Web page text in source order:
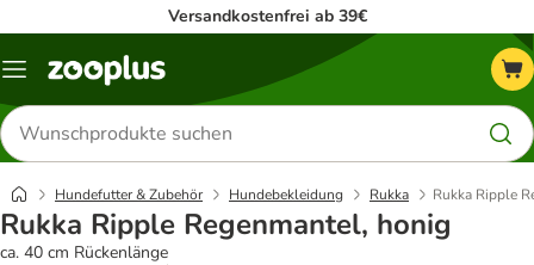
Versandkostenfrei ab 39€
Menü
Produkte
suchen
Hundefutter & Zubehör Hundebekleidung Rukka Rukka Ripple
Rukka Ripple Regenmantel, honig
ca. 40 cm Rückenlänge